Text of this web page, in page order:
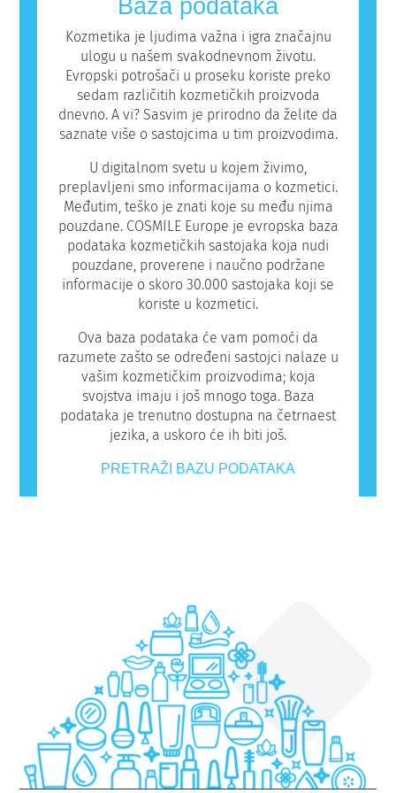
da proizvod nije bezbedan za druge ljude.
Baza podataka
Kozmetika je ljudima važna i igra značajnu
ulogu u našem svakodnevnom životu.
Evropski potrošači u proseku koriste preko
sedam različitih kozmetičkih proizvoda
dnevno. A vi? Sasvim je prirodno da želite da
saznate više o sastojcima u tim proizvodima.
U digitalnom svetu u kojem živimo,
preplavljeni smo informacijama o kozmetici.
Međutim, teško je znati koje su među njima
pouzdane. COSMILE Europe je evropska baza
podataka kozmetičkih sastojaka koja nudi
pouzdane, proverene i naučno podržane
informacije o skoro 30.000 sastojaka koji se
koriste u kozmetici.
Ova baza podataka će vam pomoći da
razumete zašto se određeni sastojci nalaze u
vašim kozmetičkim proizvodima; koja
svojstva imaju i još mnogo toga. Baza
podataka je trenutno dostupna na četrnaest
jezika, a uskoro će ih biti još.
PRETRAŽI BAZU PODATAKA